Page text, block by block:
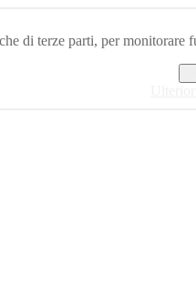
di terze parti, per